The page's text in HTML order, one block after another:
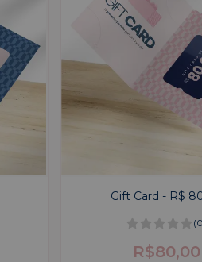
Gift Card - R$
R$80,00